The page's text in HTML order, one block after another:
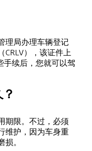
理局办理车辆登记
CRLV），该证件上
手续后，您就可以驾
期限。不过，必须
维护，因为车身重
损。